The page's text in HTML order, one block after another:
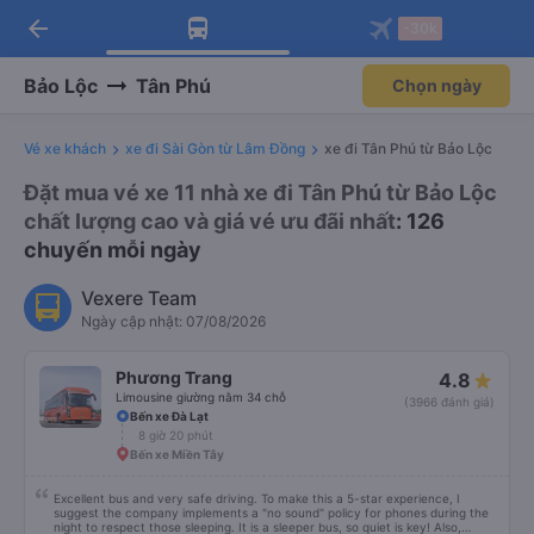
Tải app Vexere ngay!
Nhận ưu đãi thành viên độc
Mở app
Tải app Vexere
-30k/ghế khi đặt vé máy bay qua
Mở app
arrow_back
Bảo Lộc Tân Phú Chọn ngày
Vé xe khách xe đi Sài Gòn từ Lâm Đồng xe đi Tân Phú từ Bảo Lộc
Đặt mua vé xe 11 nhà xe đi Tân Phú từ Bảo Lộc
chất lượng cao và giá vé ưu đãi nhất: 126
chuyến mỗi ngày
Vexere Team
Ngày cập nhật: 07/08/2026
Phương Trang
Limousine giường nằm 34 chỗ
4.8
(3966 đánh giá)
Bến xe Đà Lạt
8 giờ 20 phút
Bến xe Miền Tây
Excellent bus and very safe driving. To make this a 5-star experience, I
suggest the company implements a "no sound" policy for phones during the
night to respect those sleeping. It is a sleeper bus, so quiet is key! Also,